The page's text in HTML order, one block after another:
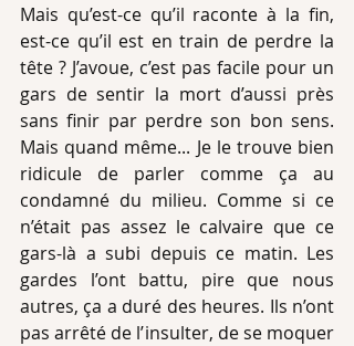
Mais qu’est-ce qu’il raconte à la fin,
est-ce qu’il est en train de perdre la
tête ? J’avoue, c’est pas facile pour un
gars de sentir la mort d’aussi près
sans finir par perdre son bon sens.
Mais quand même... Je le trouve bien
ridicule de parler comme ça au
condamné du milieu. Comme si ce
n’était pas assez le calvaire que ce
gars-là a subi depuis ce matin. Les
gardes l’ont battu, pire que nous
autres, ça a duré des heures. Ils n’ont
pas arrêté de l’insulter, de se moquer